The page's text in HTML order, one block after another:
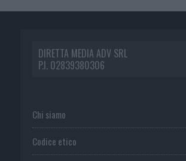
DIRETTA MEDIA ADV SRL
P.I. 02839380306
Chi siamo
Codice etico